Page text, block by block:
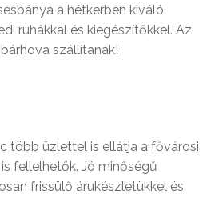
a hétkerben kiváló
ruhákkal és kiegészítőkkel. Az
szállítanak!
több üzlettel is ellátja a fővárosi
fellelhetők. Jó minőségű
frissülő árukészletükkel és,